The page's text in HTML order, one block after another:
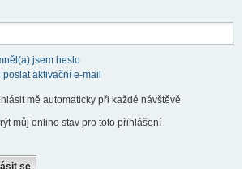
jsem heslo
poslat aktivační e-mail
mě automaticky při každé návštěvě
můj online stav pro toto přihlášení